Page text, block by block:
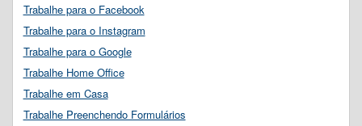
Trabalhe para o Facebook
Trabalhe para o Instagram
Trabalhe para o Google
Trabalhe Home Office
Trabalhe em Casa
Trabalhe Preenchendo Formulários